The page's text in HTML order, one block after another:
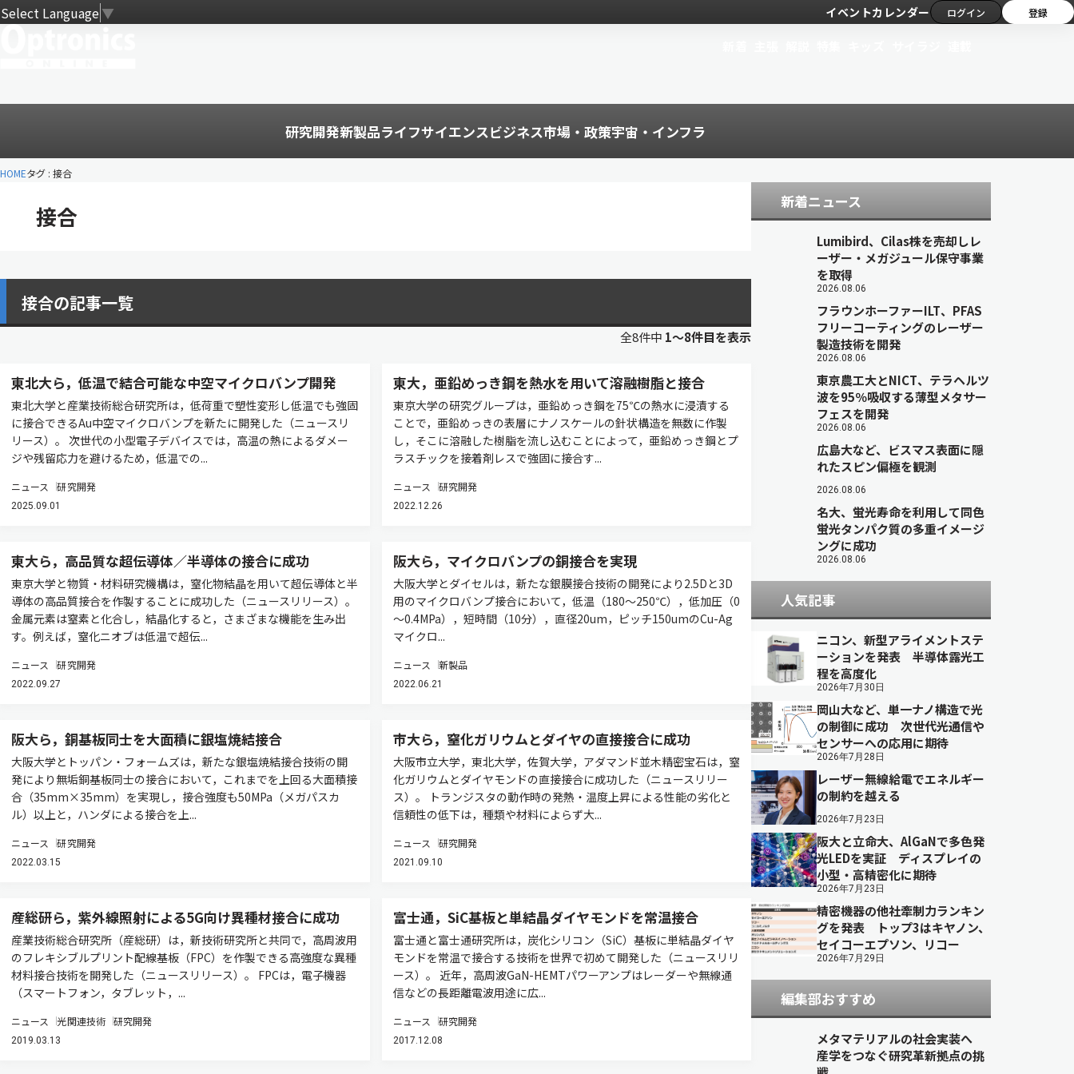
Select Language▼ イベントカレンダー ログイン 登録
研究開発新製品ライフサイエンスビジネス市場・政策宇宙・インフラ
HOMEタグ : 接合
接合
接合の記事一覧
全8件中 1〜8件目を表示
東北大ら，低温で結合可能な中空マイクロバンプ開発
東北大学と産業技術総合研究所は，低荷重で塑性変形し低温でも強固
に接合できるAu中空マイクロバンプを新たに開発した（ニュースリ
リース）。 次世代の小型電子デバイスでは，高温の熱によるダメー
ジや残留応力を避けるため，低温での...
ニュース 研究開発
2025.09.01
東大，亜鉛めっき鋼を熱水を用いて溶融樹脂と接合
東京大学の研究グループは，亜鉛めっき鋼を75℃の熱水に浸漬する
ことで，亜鉛めっきの表層にナノスケールの針状構造を無数に作製
し，そこに溶融した樹脂を流し込むことによって，亜鉛めっき鋼とプ
ラスチックを接着剤レスで強固に接合す...
ニュース 研究開発
2022.12.26
東大ら，高品質な超伝導体／半導体の接合に成功
東京大学と物質・材料研究機構は，窒化物結晶を用いて超伝導体と半
導体の高品質接合を作製することに成功した（ニュースリリース）。
金属元素は窒素と化合し，結晶化すると，さまざまな機能を生み出
す。例えば，窒化ニオブは低温で超伝...
ニュース 研究開発
2022.09.27
阪大ら，マイクロバンプの銅接合を実現
大阪大学とダイセルは，新たな銀膜接合技術の開発により2.5Dと3D
用のマイクロバンプ接合において，低温（180～250℃），低加圧（0
～0.4MPa），短時間（10分），直径20um，ピッチ150umのCu-Ag
マイクロ...
ニュース 新製品
2022.06.21
阪大ら，銅基板同士を大面積に銀塩焼結接合
大阪大学とトッパン・フォームズは，新たな銀塩焼結接合技術の開
発により無垢銅基板同士の接合において，これまでを上回る大面積接
合（35mm×35mm）を実現し，接合強度も50MPa（メガパスカ
ル）以上と，ハンダによる接合を上...
ニュース 研究開発
2022.03.15
市大ら，窒化ガリウムとダイヤの直接接合に成功
大阪市立大学，東北大学，佐賀大学，アダマンド並木精密宝石は，窒
化ガリウムとダイヤモンドの直接接合に成功した（ニュースリリー
ス）。 トランジスタの動作時の発熱・温度上昇による性能の劣化と
信頼性の低下は，種類や材料によらず大...
ニュース 研究開発
2021.09.10
産総研ら，紫外線照射による5G向け異種材接合に成功
産業技術総合研究所（産総研）は，新技術研究所と共同で，高周波用
のフレキシブルプリント配線基板（FPC）を作製できる高強度な異種
材料接合技術を開発した（ニュースリリース）。 FPCは，電子機器
（スマートフォン，タブレット，...
ニュース 光関連技術 研究開発
2019.03.13
富士通，SiC基板と単結晶ダイヤモンドを常温接合
富士通と富士通研究所は，炭化シリコン（SiC）基板に単結晶ダイヤ
モンドを常温で接合する技術を世界で初めて開発した（ニュースリリ
ース）。 近年，高周波GaN-HEMTパワーアンプはレーダーや無線通
信などの長距離電波用途に広...
ニュース 研究開発
2017.12.08
新着ニュース
Lumibird、Cilas株を売却しレ
ーザー・メガジュール保守事業
を取得
2026.08.06
フラウンホーファーILT、PFAS
フリーコーティングのレーザー
製造技術を開発
2026.08.06
東京農工大とNICT、テラヘルツ
波を95％吸収する薄型メタサー
フェスを開発
2026.08.06
広島大など、ビスマス表面に隠
れたスピン偏極を観測
2026.08.06
名大、蛍光寿命を利用して同色
蛍光タンパク質の多重イメージ
ングに成功
2026.08.06
人気記事
ニコン、新型アライメントステ
ーションを発表 半導体露光工
程を高度化
2026年7月30日
岡山大など、単一ナノ構造で光
の制御に成功 次世代光通信や
センサーへの応用に期待
2026年7月28日
レーザー無線給電でエネルギー
の制約を越える
2026年7月23日
阪大と立命大、AlGaNで多色発
光LEDを実証 ディスプレイの
小型・高精密化に期待
2026年7月23日
精密機器の他社牽制力ランキン
グを発表 トップ3はキヤノン、
セイコーエプソン、リコー
2026年7月29日
編集部おすすめ
メタマテリアルの社会実装へ
産学をつなぐ研究革新拠点の挑